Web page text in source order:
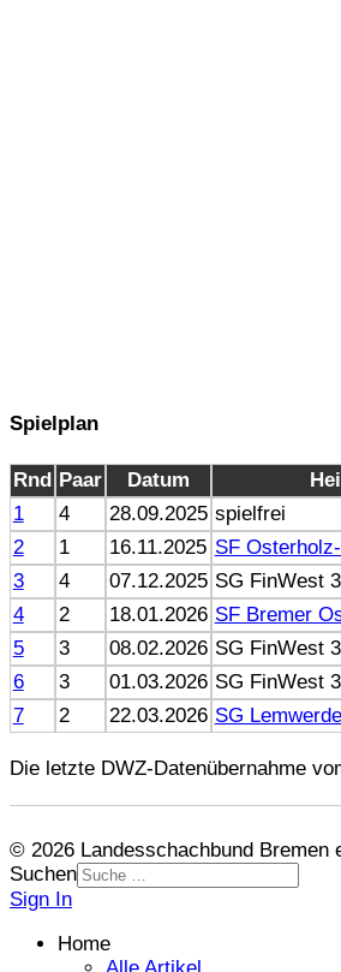
Spielplan
Rnd Paar Datum
1
4 28.09.2025 spielfrei
2
1 16.11.2025 SF
3
4 07.12.2025 SG FinWest 3
4
2 18.01.2026 SF Bremer
5
3 08.02.2026 SG FinWest 3
6
3 01.03.2026 SG FinWest 3
7
2 22.03.2026 SG
Die letzte DWZ-Datenübernahme
© 2026 Landesschachbund Bremen
Suchen
Sign In
Home